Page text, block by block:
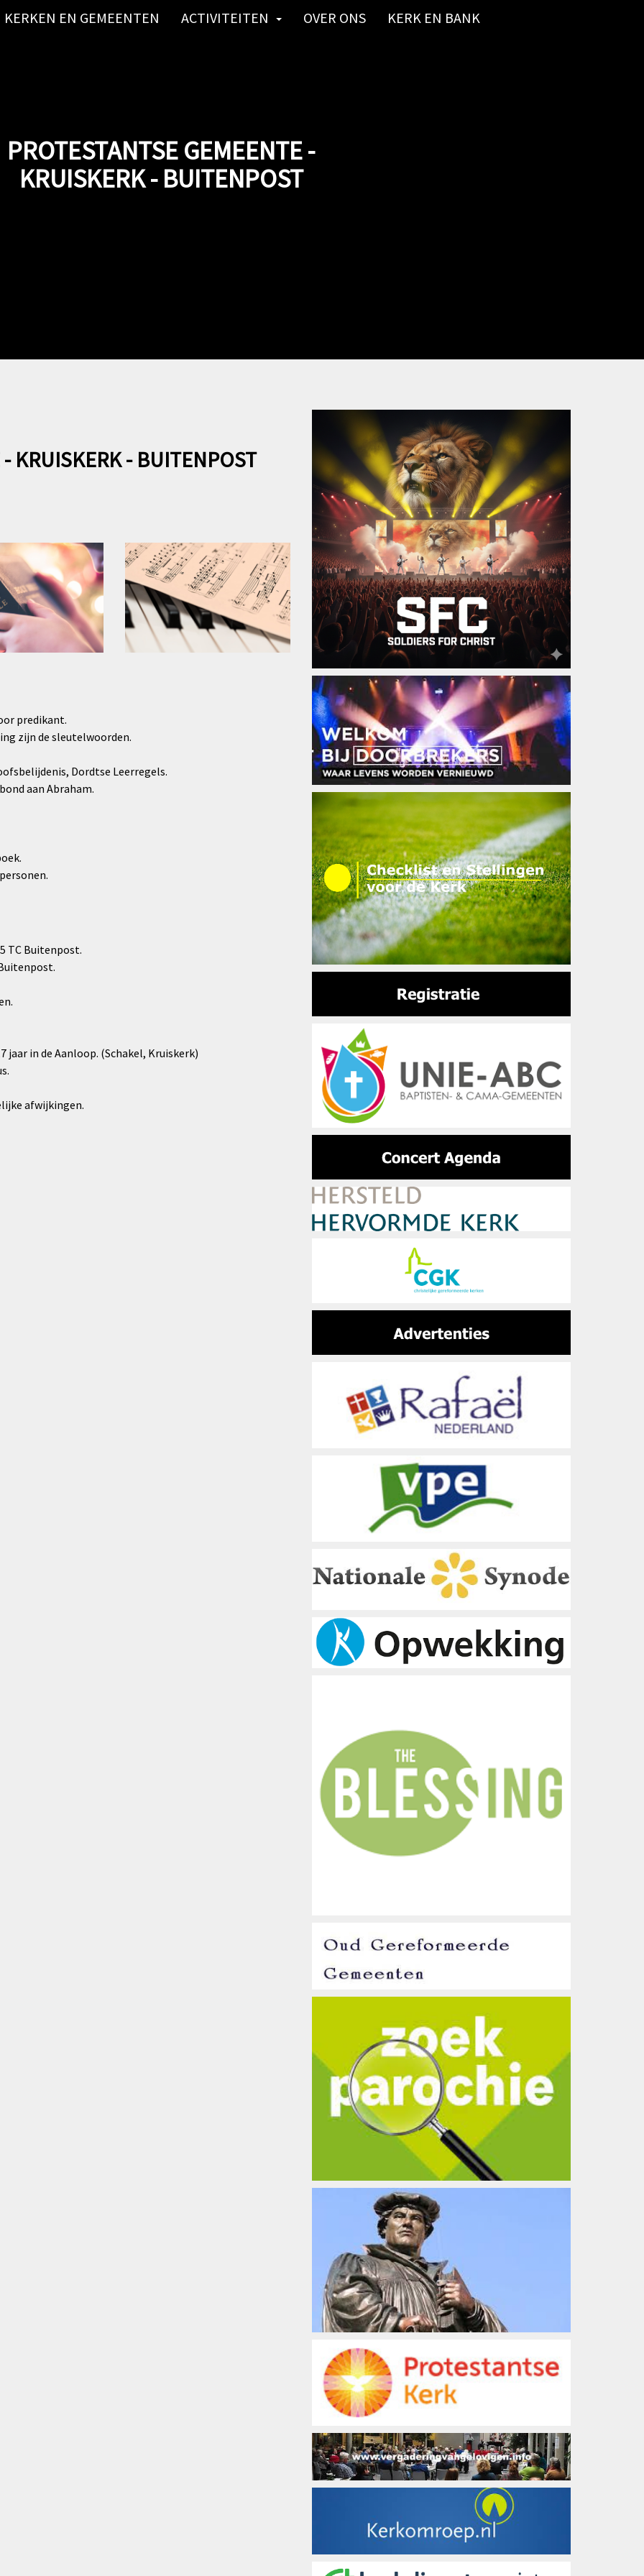
KERKEN EN GEMEENTEN ACTIVITEITEN OVER ONS
KERK EN BANK
PROTESTANTSE GEMEENTE -
KRUISKERK - BUITENPOST
KRUISKERK - BUITENPOST
predikant.
zijn de sleutelwoorden.
Dordtse Leerregels.
aan Abraham.
TC Buitenpost.
jaar in de Aanloop. (Schakel, Kruiskerk)
afwijkingen.